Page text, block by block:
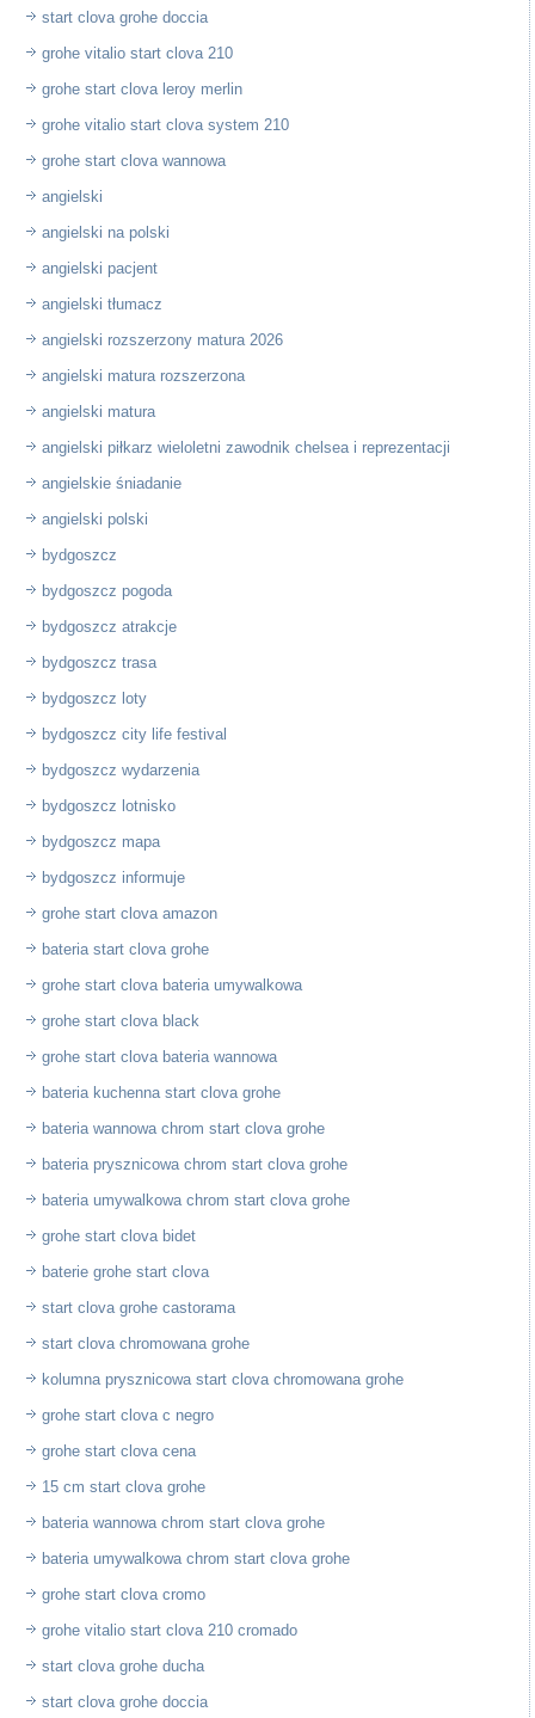
start clova grohe doccia
grohe vitalio start clova 210
grohe start clova leroy merlin
grohe vitalio start clova system 210
grohe start clova wannowa
angielski
angielski na polski
angielski pacjent
angielski tłumacz
angielski rozszerzony matura 2026
angielski matura rozszerzona
angielski matura
angielski piłkarz wieloletni zawodnik chelsea i reprezentacji
angielskie śniadanie
angielski polski
bydgoszcz
bydgoszcz pogoda
bydgoszcz atrakcje
bydgoszcz trasa
bydgoszcz loty
bydgoszcz city life festival
bydgoszcz wydarzenia
bydgoszcz lotnisko
bydgoszcz mapa
bydgoszcz informuje
grohe start clova amazon
bateria start clova grohe
grohe start clova bateria umywalkowa
grohe start clova black
grohe start clova bateria wannowa
bateria kuchenna start clova grohe
bateria wannowa chrom start clova grohe
bateria prysznicowa chrom start clova grohe
bateria umywalkowa chrom start clova grohe
grohe start clova bidet
baterie grohe start clova
start clova grohe castorama
start clova chromowana grohe
kolumna prysznicowa start clova chromowana grohe
grohe start clova c negro
grohe start clova cena
15 cm start clova grohe
bateria wannowa chrom start clova grohe
bateria umywalkowa chrom start clova grohe
grohe start clova cromo
grohe vitalio start clova 210 cromado
start clova grohe ducha
start clova grohe doccia